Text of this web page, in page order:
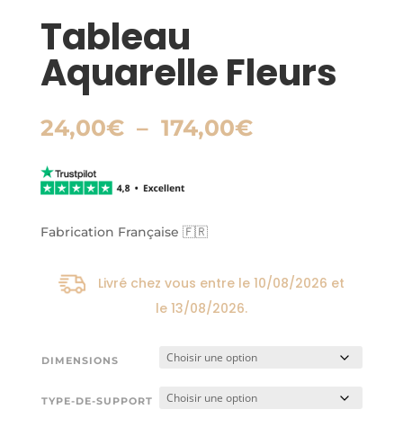
Tableau
Aquarelle Fleurs
24,00€ – 174,00€Plage
Fabrication Française 🇫🇷
Livré chez vous entre le 10/08/2026 et
le 13/08/2026.
DIMENSIONS
TYPE-DE-SUPPORT